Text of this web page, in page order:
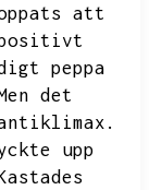
att
peppa
det
upp